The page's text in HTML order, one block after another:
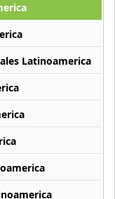
Latinoamerica